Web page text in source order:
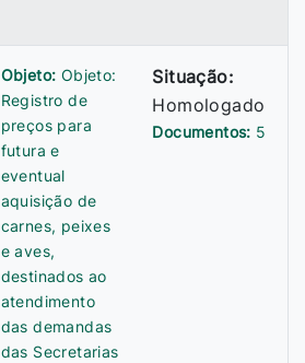
Objeto: Objeto:
Registro de
preços para
futura e
eventual
aquisição de
carnes, peixes
e aves,
destinados ao
atendimento
das demandas
das Secretarias
Situação:
Homologado
Documentos: 5